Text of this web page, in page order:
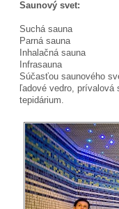
Saunový svet:
Suchá sauna
Parná sauna
Inhalačná sauna
Infrasauna
Súčasťou saunového
ľadové vedro, prívalová
tepidárium.